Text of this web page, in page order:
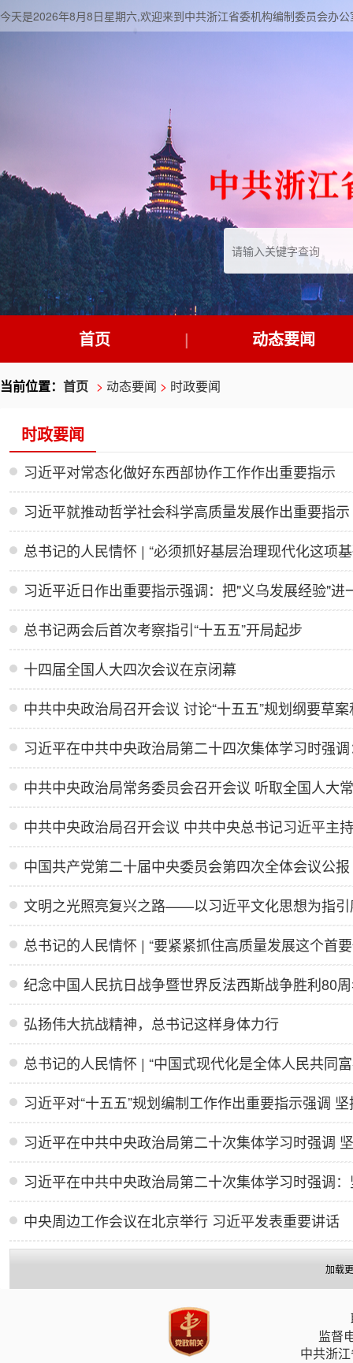
今天是2026年8月8日星期六,欢迎来到中共浙江省委机构编制委员会办
首页 动态要闻
当前位置： 首页 > 动态要闻 > 时政要闻
时政要闻
习近平对常态化做好东西部协作工作作出重要指示
习近平就推动哲学社会科学高质量发展作出重要指示
总书记的人民情怀 | “必须抓好基层治理现代化这项
总书记两会后首次考察指引“十五五”开局起步
十四届全国人大四次会议在京闭幕
中共中央政治局召开会议 中共中央总书记习近平主
中国共产党第二十届中央委员会第四次全体会议公报
文明之光照亮复兴之路——以习近平文化思想为指
纪念中国人民抗日战争暨世界反法西斯战争胜利80
弘扬伟大抗战精神，总书记这样身体力行
总书记的人民情怀 | “中国式现代化是全体人民共同
中央周边工作会议在北京举行 习近平发表重要讲话
加载
监督
中共浙